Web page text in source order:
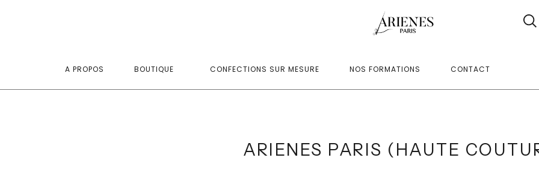
A PROPOS BOUTIQUE CONFECTIONS SUR MESURE NOS FORMATIONS CONTACT
ARIENES PARIS (HAUTE